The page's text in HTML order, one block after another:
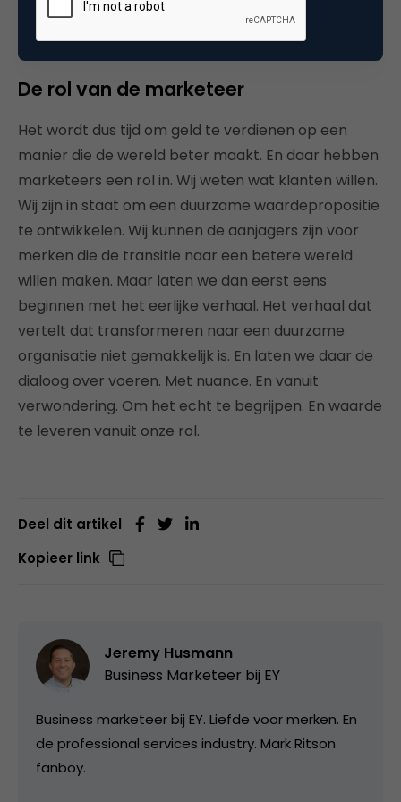
niet ontstaan om de wereld te verbeteren, maar
om geld te verdienen.
De rol van de marketeer
Het wordt dus tijd om geld te verdienen op een
manier die de wereld beter maakt. En daar hebben
marketeers een rol in. Wij weten wat klanten willen.
Wij zijn in staat om een duurzame waardepropositie
te ontwikkelen. Wij kunnen de aanjagers zijn voor
merken die de transitie naar een betere wereld
willen maken. Maar laten we dan eerst eens
beginnen met het eerlijke verhaal. Het verhaal dat
vertelt dat transformeren naar een duurzame
organisatie niet gemakkelijk is. En laten we daar de
dialoog over voeren. Met nuance. En vanuit
verwondering. Om het echt te begrijpen. En waarde
te leveren vanuit onze rol.
Deel dit artikel
Kopieer link
Jeremy Husmann
Business Marketeer bij EY
Business marketeer bij EY. Liefde voor merken. En
de professional services industry. Mark Ritson
fanboy.